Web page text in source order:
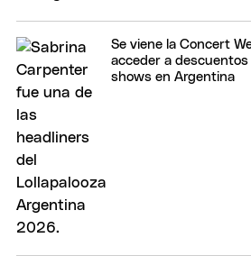
Se viene la Concert
acceder a
shows en Argentina